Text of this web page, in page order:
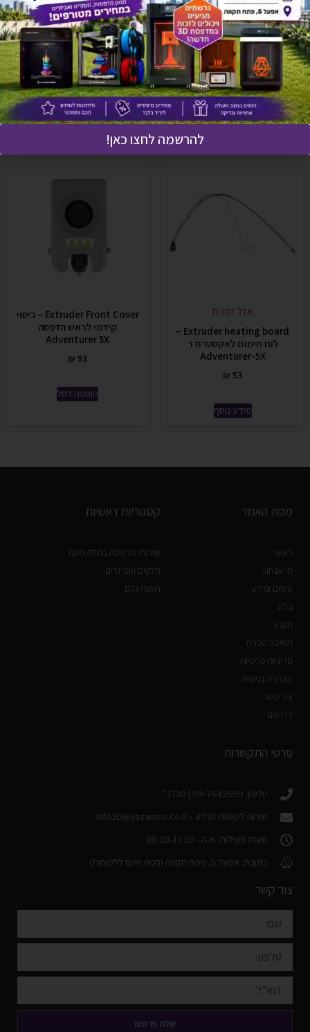
Cable for Build Plate – כבל
למשטח הדפסה Adventurer 5X
81
הוספה לסל
Z axis belt – רצועת ציר Z
₪30
הוספה לסל
אזל זמנית
Extruder heating board –
לוח חימום לאקסטרודר
Adventurer-5X
₪ 53
מידע נוסף
Extruder Front Cover – כיסוי
קידמי לראש הדפסה
Adventurer 5X
₪ 93
הוספה לסל
מפת האתר
ראשי
מי אנחנו
טיפים ומידע
בלוג
תקנון
תמיכה טכנית
מדיניות פרטיות
הצהרת נגישות
צור קשר
דרושים
קטגוריות ראשיות
שירותי הדפסה בתלת מימד
חלקים ואביזרים
חומרי גלם
פרטי התקשרות
טלפון: 09-7449959 | 3730*
שירות לקוחות ומידע – Info3D@yazamco.co.il
שעות פעילות: א-ה - 08:00-17:30
כתובת: אפעל 5, פתח תקווה (חניה חינם ללקוחות)
צור קשר
שלח פרטים
להרשמה לחצו כאן!